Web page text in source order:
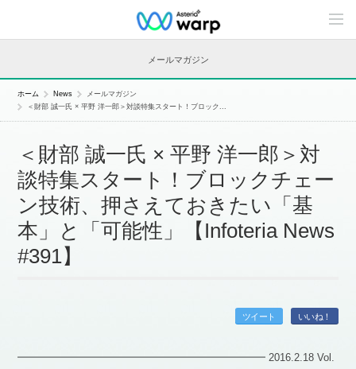
C
n
n
メールマガジン
ホーム News
メールマガジン
＜財部 誠一氏 × 平野 洋一郎＞対談特集スタート！ブロック...
＜財部 誠一氏 × 平野 洋一郎＞対
談特集スタート！ブロックチェー
ン技術、押さえておきたい「基
本」と「可能性」【Infoteria News
#391】
ツイート いいね！
━━━━━━━━━━━━━━━━━━━━━━━━ 2016.2.18 Vol.